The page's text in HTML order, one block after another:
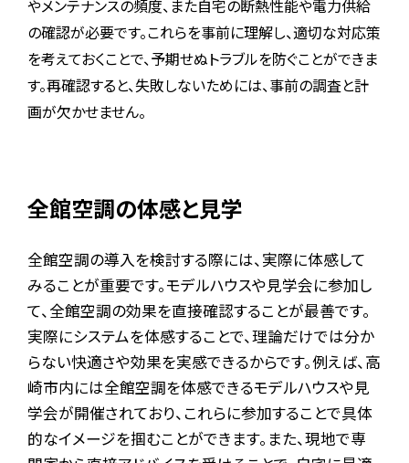
やメンテナンスの頻度、また自宅の断熱性能や電力供給
の確認が必要です。これらを事前に理解し、適切な対応策
を考えておくことで、予期せぬトラブルを防ぐことができま
す。再確認すると、失敗しないためには、事前の調査と計
画が欠かせません。
全館空調の体感と見学
全館空調の導入を検討する際には、実際に体感して
みることが重要です。モデルハウスや見学会に参加し
て、全館空調の効果を直接確認することが最善です。
実際にシステムを体感することで、理論だけでは分か
らない快適さや効果を実感できるからです。例えば、高
崎市内には全館空調を体感できるモデルハウスや見
学会が開催されており、これらに参加することで具体
的なイメージを掴むことができます。また、現地で専